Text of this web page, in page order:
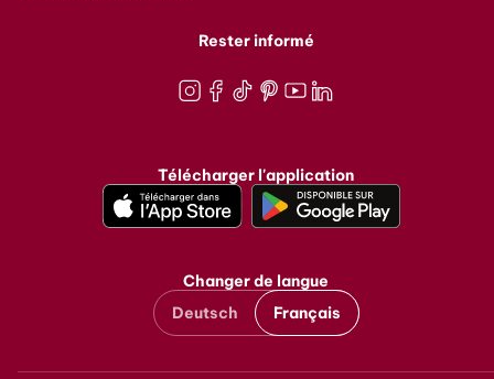
Rester informé
Télécharger l'application
Changer de langue
Deutsch
Français